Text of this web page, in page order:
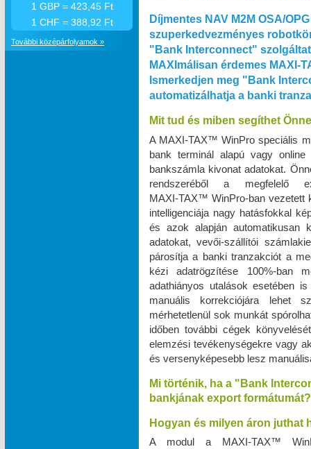
Díjmentes NAV M2M OSA/
szuperkedvezményes
"Bank Interconnect"
MAXImálisan érdemes
Ismerkedjen meg "Bank
automatizálhatja a banki
Mit tud és miben segíthet
A MAXI‑TAX™ WinPro speciális
bank terminál alapú vagy
bankszámla kivonat adatokat.
rendszeréből a megfelelő
MAXI‑TAX™ WinPro-ban vezetett
intelligenciája nagy hatásfokkal
és azok alapján automatikusan
adatokat, vevői-szállítói
párosítja a banki tranzakciót a
kézi adatrögzítése 100%-ban
adathiányos utalások esetében
manuális korrekciójára lehet
mérhetetlenül sok munkát
időben további cégek
elemzési tevékenységekre vagy
és versenyképesebb lesz
Mi történik, ha a "Bank
bankjának export formátumát?
Hogyan és milyen áron
A modul a MAXI‑TAX™
1 GBP = 423,45 Ft
1 CHF = 388,92 Ft
További középárfolyamok »